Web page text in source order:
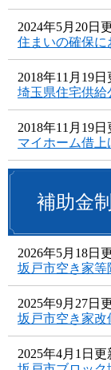
2024年5月20日
住まいの確保に
2018年11月19日
埼玉県住宅供
2018年11月19日
マイホーム借
補助金
2026年5月18日
坂戸市空き家等
2025年9月27日
坂戸市空き家改
2025年4月1日更